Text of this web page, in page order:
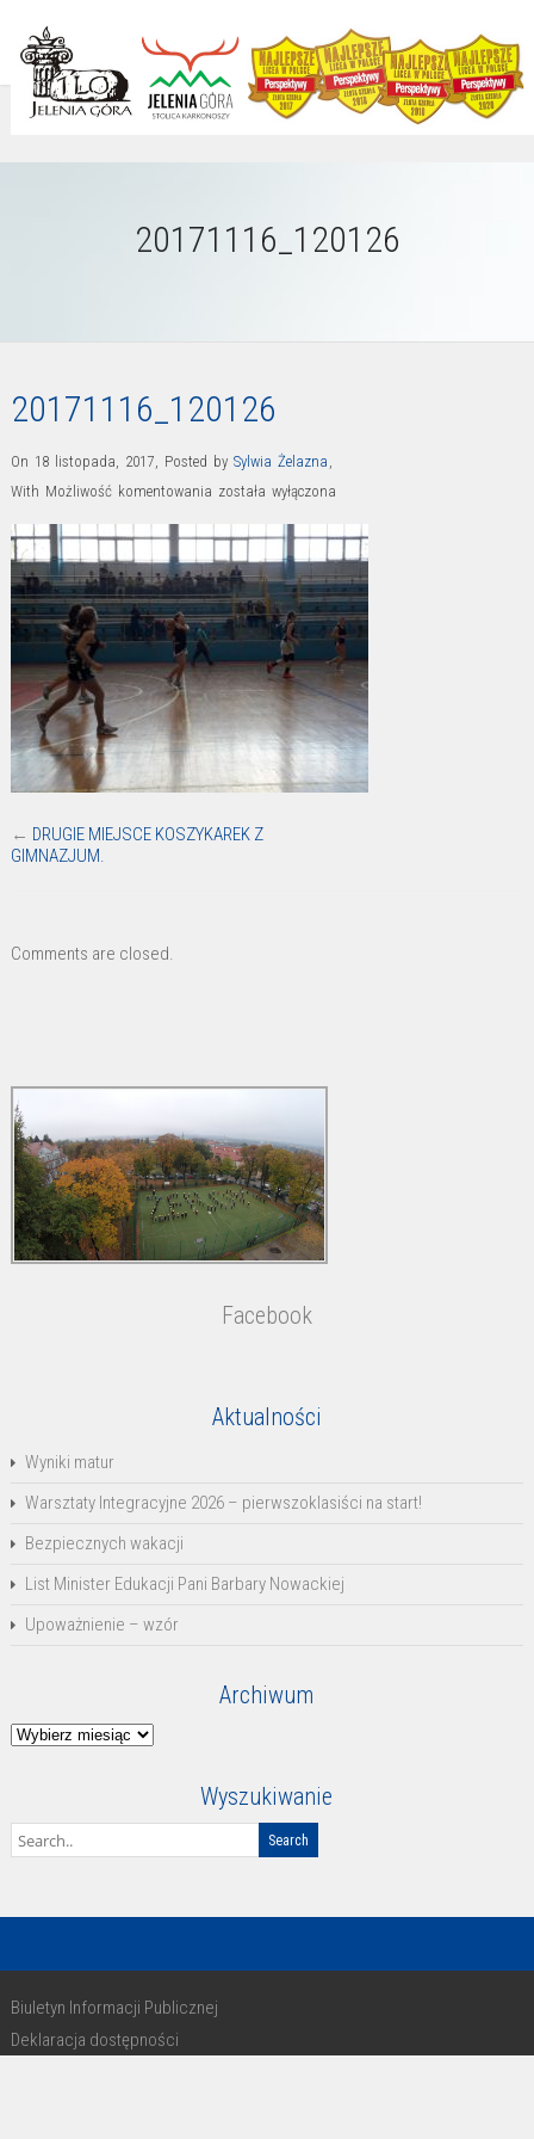
20171116_120126
20171116_120126
On 18 listopada, 2017, Posted by Sylwia Żelazna ,
With Możliwość komentowania 20171116_120126
została wyłączona
← DRUGIE MIEJSCE KOSZYKAREK Z
GIMNAZJUM.
Comments are closed.
Facebook
Aktualności
Wyniki matur
Warsztaty Integracyjne 2026 – pierwszoklasiści na start!
Bezpiecznych wakacji
List Minister Edukacji Pani Barbary Nowackiej
Upoważnienie – wzór
Archiwum
Archiwum
Wyszukiwanie
Biuletyn Informacji Publicznej
Deklaracja dostępności